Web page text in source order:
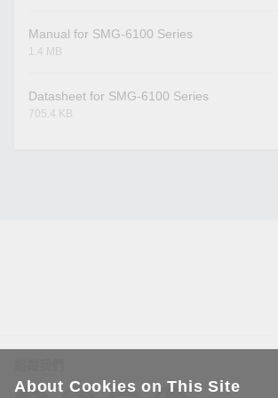
Manual for SMG-6100 Series
1.4 MB
Datasheet for SMG-6100 Series
705.4 KB
About Cookies on This Site